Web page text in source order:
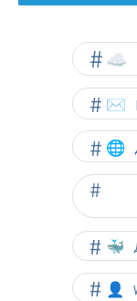
☁︎
✉️
🌐
🐳
👤